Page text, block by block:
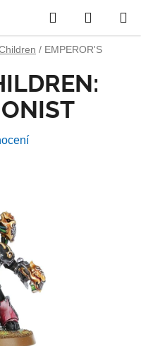
Hledat
KOŠÍK
/ EMPEROR'S